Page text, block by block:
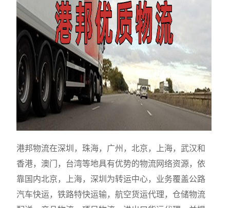
港邦物流在深圳，珠海，广州，北京，上海，武汉和
香港，澳门，台湾等地具有优势的物流网络资源，依
靠国内北京，上海，深圳为转运中心，业务覆盖公路
汽车快运，铁路特快运输，航空货运代理，仓储物流